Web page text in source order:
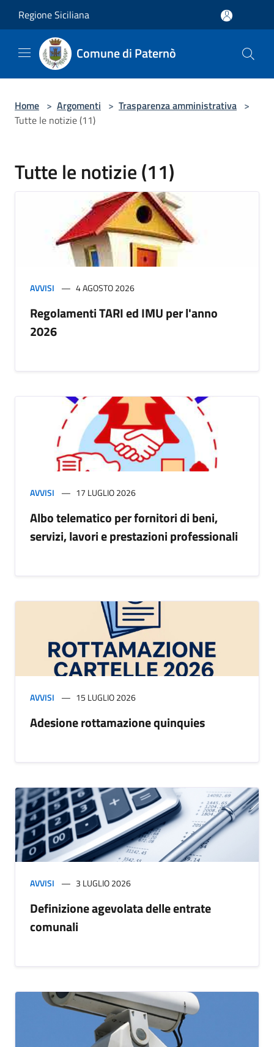
Regione Siciliana
Comune di Paternò
Home > Argomenti > Trasparenza amministrativa >
Tutte le notizie (11)
Tutte le notizie (11)
AVVISI 4 AGOSTO 2026
Regolamenti TARI ed IMU per l'anno
2026
AVVISI 17 LUGLIO 2026
Albo telematico per fornitori di beni,
servizi, lavori e prestazioni professionali
AVVISI 15 LUGLIO 2026
Adesione rottamazione quinquies
AVVISI 3 LUGLIO 2026
Definizione agevolata delle entrate
comunali